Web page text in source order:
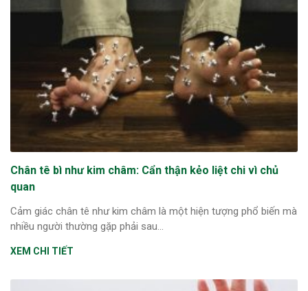
Chân tê bì như kim châm: Cẩn thận kẻo liệt chi vì chủ
quan
Cảm giác chân tê như kim châm là một hiện tượng phổ biến mà
nhiều người thường gặp phải sau...
XEM CHI TIẾT